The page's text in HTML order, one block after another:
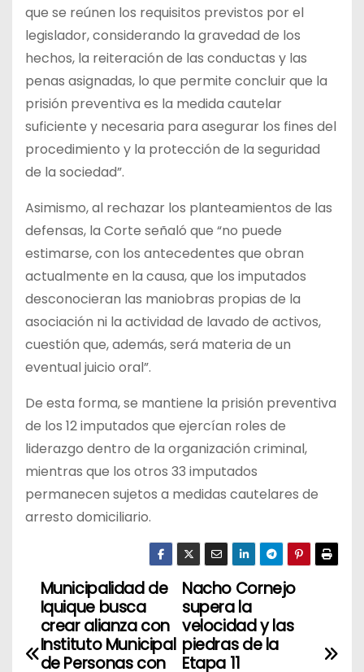
que se reúnen los requisitos previstos por el
legislador, considerando la gravedad de los
hechos, la reiteración de las conductas y las
penas asignadas, lo que permite concluir que la
prisión preventiva es la medida cautelar
suficiente y necesaria para asegurar los fines del
procedimiento y la protección de la seguridad
de la sociedad”.
Asimismo, al rechazar los planteamientos de las
defensas, la Corte señaló que “no puede
estimarse, con los antecedentes que obran
actualmente en la causa, que los imputados
desconocieran las maniobras propias de la
asociación ni la actividad de lavado de activos,
cuestión que, además, será materia de un
eventual juicio oral”.
De esta forma, se mantiene la prisión preventiva
de los 12 imputados que ejercían roles de
liderazgo dentro de la organización criminal,
mientras que los otros 33 imputados
permanecen sujetos a medidas cautelares de
arresto domiciliario.
N
v
Nacho Cornejo
supera la
velocidad y las
piedras de la
Etapa 11
Municipalidad de
Iquique busca
crear alianza con
Instituto Municipal
de Personas con